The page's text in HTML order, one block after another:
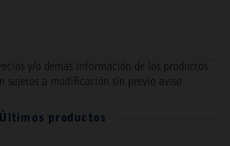
y/o demás información de los productos
sujetos a modificación sin previo aviso
Últimos productos